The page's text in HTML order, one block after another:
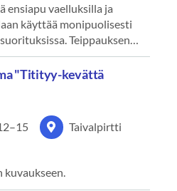
ensiapu vaelluksilla ja
käyttää monipuolisesti
Teippauksen…
"Titityy-kevättä
–15 Taivalpirtti